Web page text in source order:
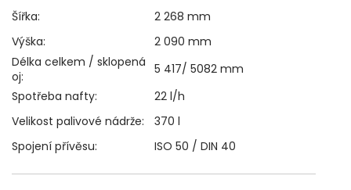
Šířka:
2 268 mm
Výška:
2 090 mm
Délka celkem / sklopená
oj:
5 417/ 5082 mm
Spotřeba nafty:
22 l/h
Velikost palivové nádrže:
370 l
Spojení přívěsu:
ISO 50 / DIN 40